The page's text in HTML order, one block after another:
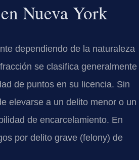
Nueva York
dependiendo de la naturaleza
se clasifica generalmente
de puntos en su licencia. Sin
elevarse a un delito menor o un
de encarcelamiento. En
por delito grave (felony) de